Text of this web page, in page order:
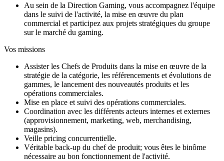
Au sein de la Direction Gaming, vous accompagnez l'équipe
dans le suivi de l'activité, la mise en œuvre du plan
commercial et participez aux projets stratégiques du groupe
sur le marché du gaming.
Vos missions
Assister les Chefs de Produits dans la mise en œuvre de la
stratégie de la catégorie, les référencements et évolutions de
gammes, le lancement des nouveautés produits et les
opérations commerciales.
Mise en place et suivi des opérations commerciales.
Coordination avec les différents acteurs internes et externes
(approvisionnement, marketing, web, merchandising,
magasins).
Veille pricing concurrentielle.
Véritable back-up du chef de produit; vous êtes le binôme
nécessaire au bon fonctionnement de l'activité.